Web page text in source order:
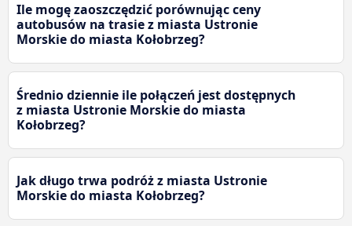
Ile mogę zaoszczędzić porównując ceny
autobusów na trasie z miasta Ustronie
Morskie do miasta Kołobrzeg?
Średnio dziennie ile połączeń jest dostępnych
z miasta Ustronie Morskie do miasta
Kołobrzeg?
Jak długo trwa podróż z miasta Ustronie
Morskie do miasta Kołobrzeg?